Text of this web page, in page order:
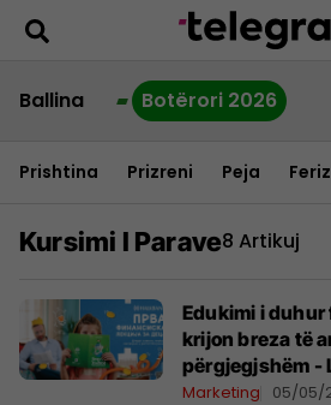
Ballina Botërori 2026
Prishtina Prizreni Peja
Kursimi I Parave8 Artikuj
Edukimi i
krijon breza të
përgjegjshëm -
financiar për
Marketing 05/05/